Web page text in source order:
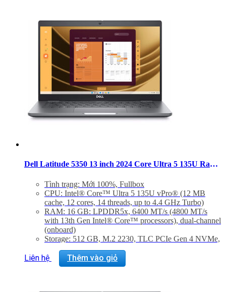
Ultra 7 165U vPro® processor, 32 GB LPDDR5x
memory
Trọng lượng:
Clamshell computer: 1.23 kg
2-in-1 computer: 1.35 kg
Dell Latitude 5350 13 inch 2024 Core Ultra 5 135U Ram 16GB SSD 512GB FHD Windows 11 Pro
Tình trạng: Mới 100%, Fullbox
CPU: Intel® Core™ Ultra 5 135U vPro® (12 MB
cache, 12 cores, 14 threads, up to 4.4 GHz Turbo)
RAM: 16 GB: LPDDR5x, 6400 MT/s (4800 MT/s
with 13th Gen Intel® Core™ processors), dual-channel
(onboard)
Storage: 512 GB, M.2 2230, TLC PCIe Gen 4 NVMe,
Màn hình: Laptop, 13.3″, FHD 1920×1080, 60Hz,
IPS, NT, AG, 400 nit, 100% sRGB, CV+, FHD+IR
Liên hệ Thêm vào giỏ